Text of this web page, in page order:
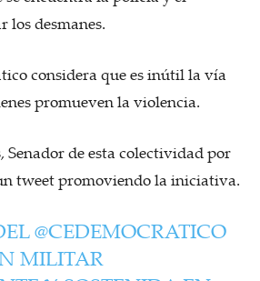
los desmanes.
considera que es inútil la vía
promueven la violencia.
Senador de esta colectividad por
tweet promoviendo la iniciativa.
@CEDEMOCRATICO
MILITAR